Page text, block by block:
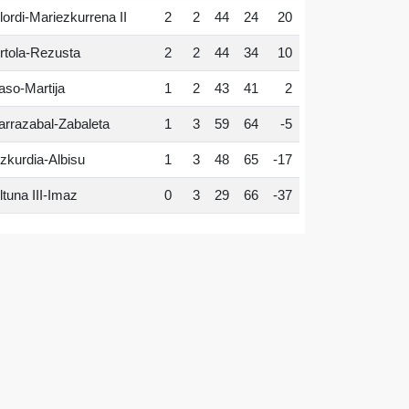
Mariezkurrena II 2 2 44 24 20
Rezusta 2 2 44 34 10
Martija 1 2 43 41 2
Zabaleta 1 3 59 64 -5
Albisu 1 3 48 65 -17
III-Imaz 0 3 29 66 -37